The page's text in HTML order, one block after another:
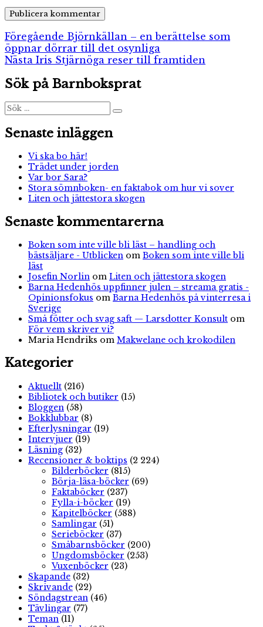
Inläggsnavigering
Föregående Föregående
inlägg:
Björnkällan – en berättelse som
öppnar dörrar till det osynliga
Nästa Nästa
Iris Stjärnöga reser till framtiden
Sök på Barnboksprat
Sök
efter:
Sök
Senaste inläggen
Vi ska bo här!
Trädet under jorden
Var bor Sara?
Stora sömnboken- en faktabok om hur vi sover
Liten och jättestora skogen
Senaste kommentarerna
Boken som inte ville bli läst – handling och
bästsäljare - Utblicken om Boken som inte ville bli
läst
Josefin Norlin om Liten och jättestora skogen
Barna Hedenhös uppfinner julen – streama gratis -
Opinionsfokus om Barna Hedenhös på vinterresa i
Sverige
Små fötter och svag saft — Larsdotter Konsult om
För vem skriver vi?
Maria Hendriks om Makwelane och krokodilen
Kategorier
Aktuellt (216)
Bibliotek och butiker (15)
Bloggen (58)
Bokklubbar (8)
Efterlysningar (19)
Intervjuer (19)
Läsning (32)
Recensioner & boktips (2 224)
Bilderböcker (815)
Börja-läsa-böcker (69)
Faktaböcker (237)
Fylla-i-böcker (19)
Kapitelböcker (588)
Samlingar (51)
Serieböcker (37)
Småbarnsböcker (200)
Ungdomsböcker (253)
Vuxenböcker (23)
Skapande (32)
Skrivande (22)
Söndagstrean (46)
Tävlingar (77)
Teman (11)